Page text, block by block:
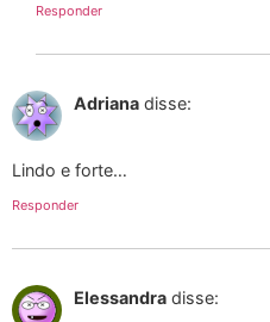
Responder
Adriana disse:
Lindo e forte…
Responder
Elessandra disse: